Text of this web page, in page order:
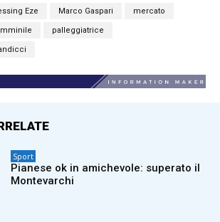
Eze Marco Gaspari mercato
palleggiatrice
Sport
Pianese ok in amichevole: superato il
Montevarchi